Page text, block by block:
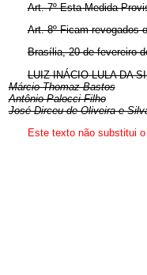
Art. 7º Esta Medida
Art. 8º Ficam revogados
Brasília, 20 de fevereiro
LUIZ INÁCIO LULA DA
Márcio Thomaz Bastos
Antônio Palocci Filho
José Dirceu de Oliveira e
Este texto não substitui